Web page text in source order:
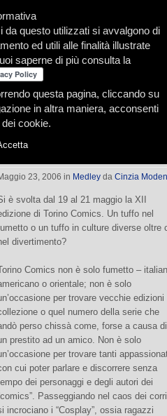
Redazione Le nostre firme
comics 2006
23, 2006 in Medley da Cinzia
è svolta dal 19 al 21 maggio la XII
di Torino Comics. Un tuffo nel
o un tuffo in culture diverse oltre
divertimento?
Comics non è solo fumetto –
o orientale; non è solo
per trovare vecchie edizioni
o quel numero della serie che
perso chissà come, forse a causa di
prestito ad un amico. Non è solo
per trovare tanti
cui poter parlare e discorrere senza
dei personaggi e degli autori dei
Passeggiando nel caos dei
incrociano i “Cosplay”, ossia ragazzi
questo utilizzati si avvalgono di
ed utili alle finalità illustrate
saperne di più consulta la
questa pagina, cliccando su
in altra maniera, acconsenti
dei cookie.